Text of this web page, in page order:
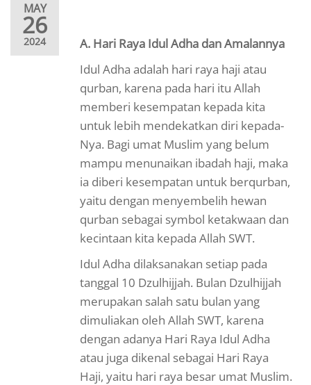
MAY
26
2024
A. Hari Raya Idul Adha dan Amalannya
Idul Adha adalah hari raya haji atau
qurban, karena pada hari itu Allah
memberi kesempatan kepada kita
untuk lebih mendekatkan diri kepada-
Nya. Bagi umat Muslim yang belum
mampu menunaikan ibadah haji, maka
ia diberi kesempatan untuk berqurban,
yaitu dengan menyembelih hewan
qurban sebagai symbol ketakwaan dan
kecintaan kita kepada Allah SWT.
Idul Adha dilaksanakan setiap pada
tanggal 10 Dzulhijjah. Bulan Dzulhijjah
merupakan salah satu bulan yang
dimuliakan oleh Allah SWT, karena
dengan adanya Hari Raya Idul Adha
atau juga dikenal sebagai Hari Raya
Haji, yaitu hari raya besar umat Muslim.